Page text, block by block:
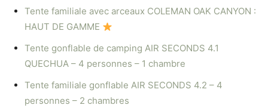
Tente familiale avec arceaux COLEMAN OAK CANYON :
HAUT DE GAMME
Tente gonflable de camping AIR SECONDS 4.1
QUECHUA – 4 personnes – 1 chambre
Tente familiale gonflable AIR SECONDS 4.2 – 4
personnes – 2 chambres